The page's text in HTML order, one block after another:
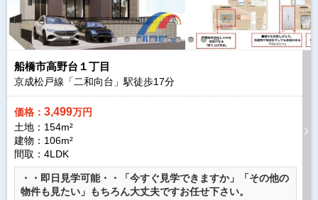
船橋市高野台１丁目
京成松戸線「二和向台」駅徒歩17分
価格： 3,499万円
土地：154m²
建物：106m²
間取：4LDK
・・即日見学可能・・「今すぐ見学できますか」「その他の
物件も見たい」もちろん大丈夫ですお任せ下さい。